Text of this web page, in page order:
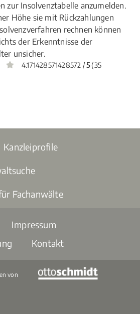
zur Insolvenztabelle anzumelden.
Höhe sie mit Rückzahlungen
rechnen können
der Erkenntnisse der
unsicher.
4.171428571428572 /5(35
Kanzleiprofile
Fachanwälte
Impressum
Kontakt
von